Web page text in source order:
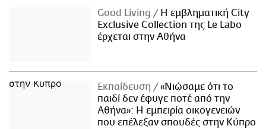
Good Living
Η εμβληματική City
Exclusive Collection της Le Labo
έρχεται στην Αθήνα
Εκπαίδευση
«Νιώσαμε ότι το
παιδί δεν έφυγε ποτέ από την
Αθήνα»: Η εμπειρία οικογενειών
που επέλεξαν σπουδές στην Κύπρο